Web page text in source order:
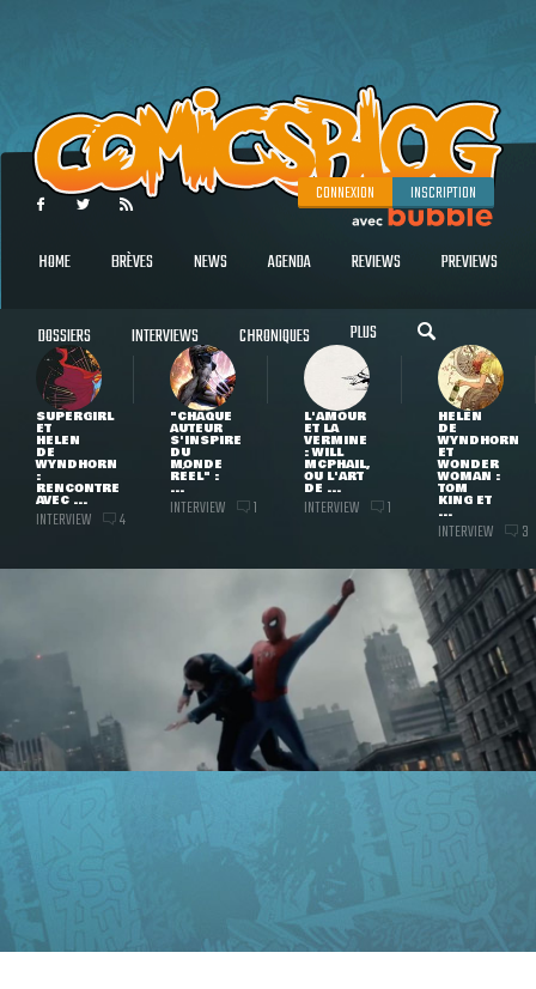
CONNEXION INSCRIPTION
HOME BRÈVES NEWS AGENDA REVIEWS PREVIEWS
DOSSIERS INTERVIEWS CHRONIQUES PLUS
SUPERGIRL
ET
HELEN
DE
WYNDHORN
:
RENCONTRE
AVEC ...
INTERVIEW 4
"CHAQUE
AUTEUR
S'INSPIRE
DU
MONDE
RÉEL" :
...
INTERVIEW 1
L'AMOUR
ET LA
VERMINE
: WILL
MCPHAIL,
OU L'ART
DE ...
INTERVIEW 1
HELEN
DE
WYNDHORN
ET
WONDER
WOMAN :
TOM
KING ET
...
INTERVIEW 3